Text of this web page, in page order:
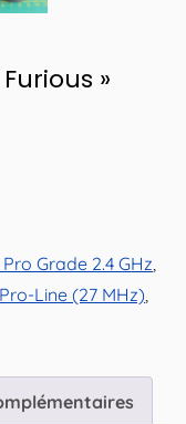
»
Grade 2.4 GHz,
Line (27 MHz),